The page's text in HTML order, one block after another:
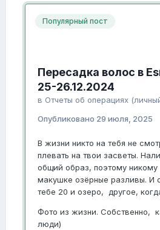
Популярный пост
Пересадка волос в
25-26.12.2024
в Отчеты об операциях
Опубликовано 29 июля, 2025
В жизни никто на тебя не
плевать на твои засветы.
общий образ, поэтому
макушке озёрные разливы. И
тебе 20 и озеро, другое,
Фото из жизни. Собственно,
люди)